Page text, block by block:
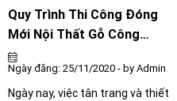
mạch.
Quy Trình Thi Công Đóng
Mới Nội Thất Gỗ Công
Nghiệp
Ngày đăng: 25/11/2020 - by Admin
Ngày nay, việc tân trang và thiết